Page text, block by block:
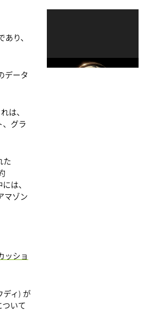
り、
データ
は、
、グラ
た
は、
マゾン
ッショ
ディ) が
いて